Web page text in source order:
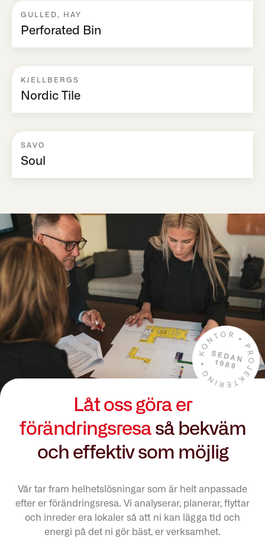
GULLED, HAY
Perforated Bin
KJELLBERGS
Nordic Tile
SAVO
Soul
Låt oss göra er
förändringsresa så bekväm
och effektiv som möjlig
Vår tar fram helhetslösningar som är helt anpassade
efter er förändringsresa. Vi analyserar, planerar, flyttar
och inreder era lokaler så att ni kan lägga tid och
energi på det ni gör bäst, er verksamhet.